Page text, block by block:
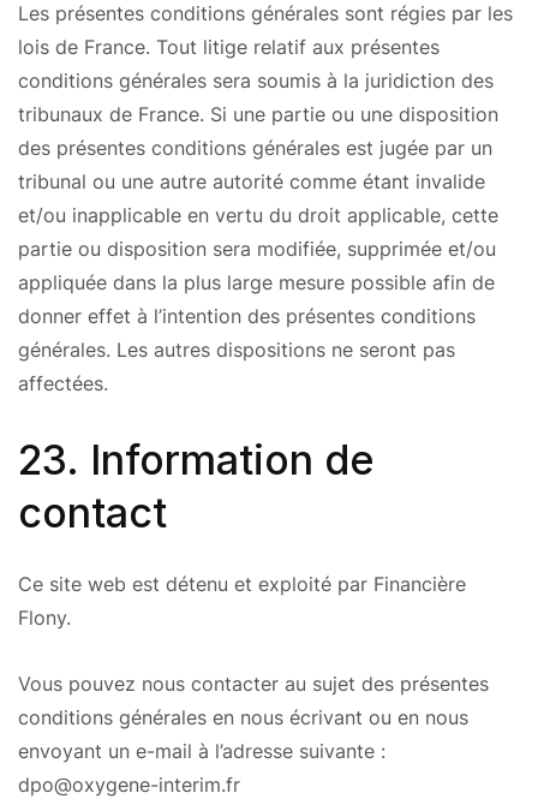
Les présentes conditions générales sont régies par les
lois de France. Tout litige relatif aux présentes
conditions générales sera soumis à la juridiction des
tribunaux de France. Si une partie ou une disposition
des présentes conditions générales est jugée par un
tribunal ou une autre autorité comme étant invalide
et/ou inapplicable en vertu du droit applicable, cette
partie ou disposition sera modifiée, supprimée et/ou
appliquée dans la plus large mesure possible afin de
donner effet à l’intention des présentes conditions
générales. Les autres dispositions ne seront pas
affectées.
23. Information de
contact
Ce site web est détenu et exploité par Financière
Flony.
Vous pouvez nous contacter au sujet des présentes
conditions générales en nous écrivant ou en nous
envoyant un e-mail à l’adresse suivante :
dpo@oxygene-interim.fr